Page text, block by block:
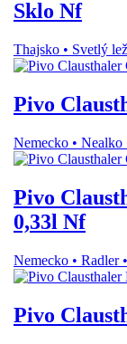
Sklo Nf
Thajsko • Svetlý
Pivo
Nemecko • Nealko
Pivo
0,33l Nf
Nemecko • Radler •
Pivo